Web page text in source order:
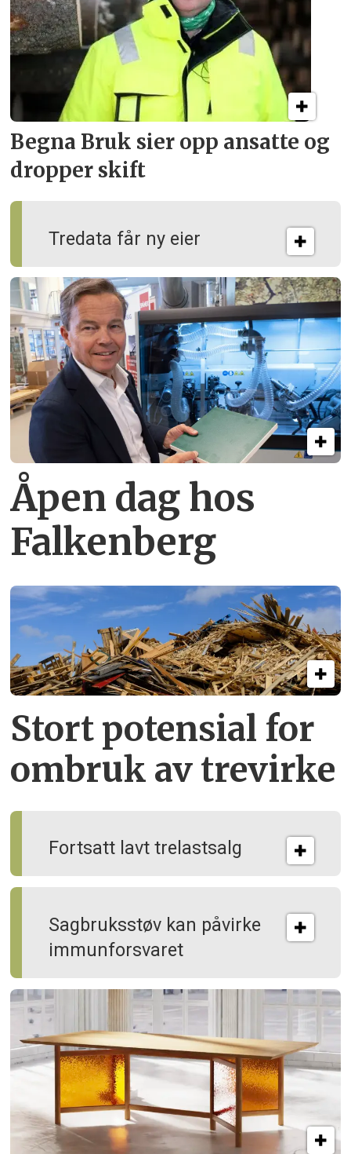
Tredata får ny eier
Begna Bruk sier opp ansatte og
dropper skift
Åpen dag hos
Falkenberg
Stort potensial for
ombruk av tre­virke
Fortsatt lavt trelastsalg
Sagbruksstøv kan på­virke
immun­forsvaret